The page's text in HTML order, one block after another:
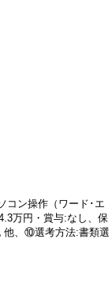
コン操作（ワード･エ
万円・賞与:なし、保
他、⑩選考方法:書類選